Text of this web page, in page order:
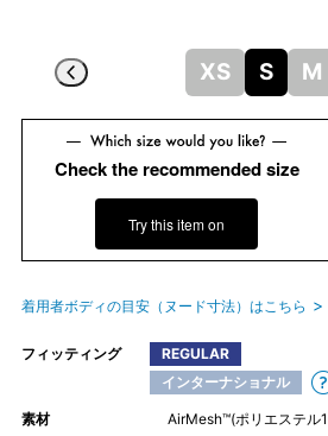
XS S M
Check the recommended size
Try this item on
着用者ボディの目安（ヌード寸法）はこちら
フィッティング
REGULAR
インターナショナル
素材 AirMesh™(ポリエステル